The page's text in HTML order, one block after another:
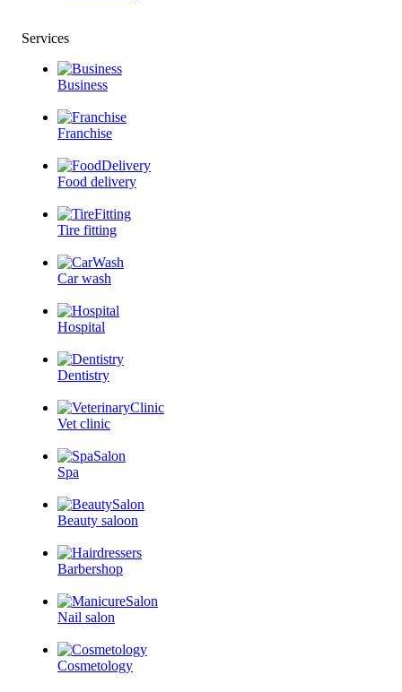
Services
Business
Franchise
Food delivery
Tire fitting
Car wash
Hospital
Dentistry
Vet clinic
Spa
Beauty saloon
Barbershop
Nail salon
Cosmetology